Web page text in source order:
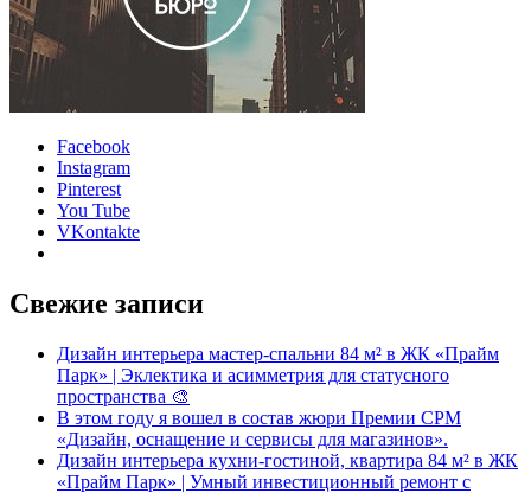
Facebook
Instagram
Pinterest
You Tube
VKontakte
Свежие записи
Дизайн интерьера мастер-спальни 84 м² в ЖК «Прайм
Парк» | Эклектика и асимметрия для статусного
пространства 🎨
В этом году я вошел в состав жюри Премии CPM
«Дизайн, оснащение и сервисы для магазинов».
Дизайн интерьера кухни-гостиной, квартира 84 м² в ЖК
«Прайм Парк» | Умный инвестиционный ремонт с